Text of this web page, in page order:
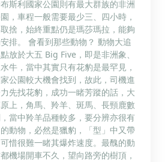
斯利國家公園則有最大群族的非洲
，車程一般需要最少三、四小時，
捨，始終重點仍是瑪莎瑪拉，能夠
排。 會看到那些動物？ 動物大追
放於大五 Big Five，即是非洲象、
牛，當中其實只有花豹是最罕見，
公園較大機會找到，故此，司機進
先找花豹，成功一睹芳蹤的話，大
上，角馬、羚羊、斑馬、長頸鹿數
當中羚羊品種較多，要分辨亦很有
動物，必然是獵豹，「型」中又帶
惜很難一睹其爆炸速度。最醜的動
機場開車不久，望向路旁的樹頂，